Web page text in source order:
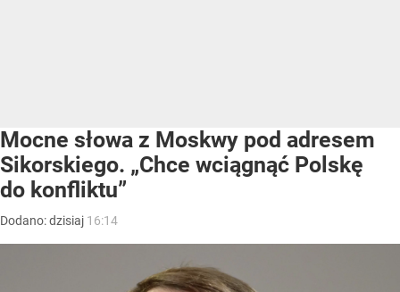
Mocne słowa z Moskwy pod adresem
Sikorskiego. „Chce wciągnąć Polskę
do konfliktu”
Dodano:dzisiaj 16:14